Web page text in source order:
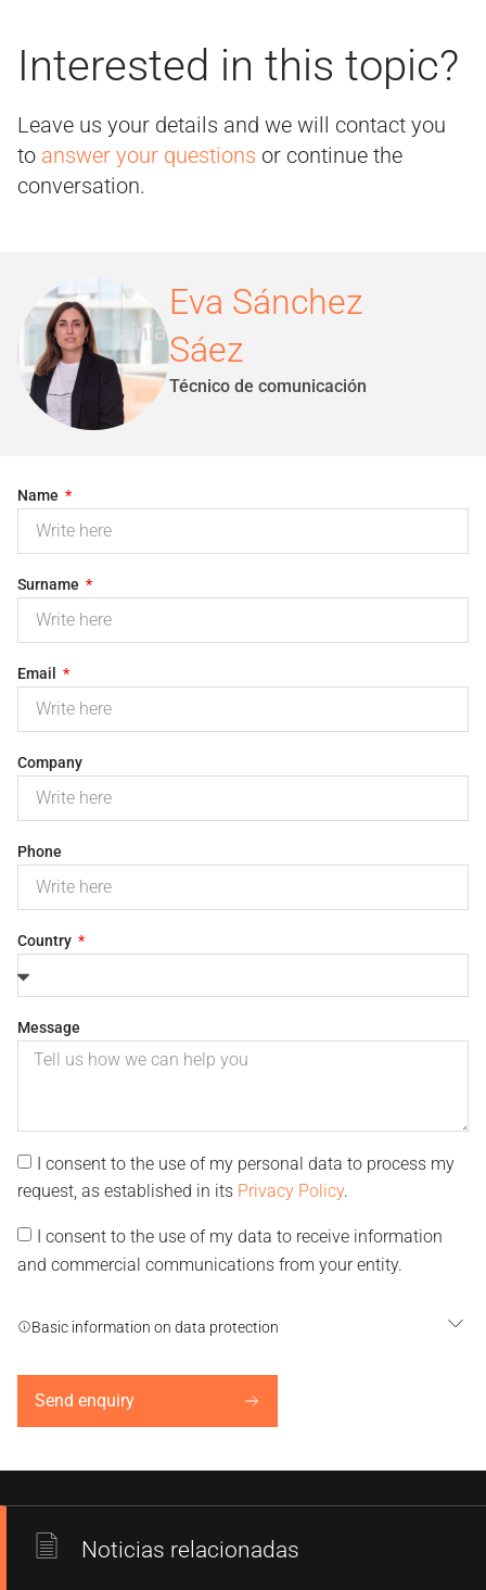
Interested in this topic?
Leave us your details and we will contact you
to answer your questions or continue the
conversation.
Eva Sánchez
Sáez
Técnico de comunicación
Name
Surname
Email
Company
Phone
Country
Message
I consent to the use of my personal data to process my
request, as established in its Privacy Policy.
I consent to the use of my data to receive information
and commercial communications from your entity.
Basic information on data protection
Send enquiry
Noticias relacionadas